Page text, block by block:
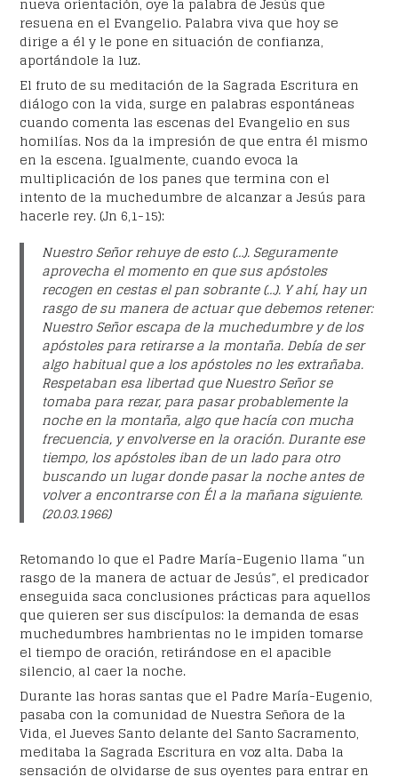
resuena en el Evangelio. Palabra viva que hoy se
dirige a él y le pone en situación de confianza,
aportándole la luz.
El fruto de su meditación de la Sagrada Escritura en
diálogo con la vida, surge en palabras espontáneas
cuando comenta las escenas del Evangelio en sus
homilías. Nos da la impresión de que entra él mismo
en la escena. Igualmente, cuando evoca la
multiplicación de los panes que termina con el
intento de la muchedumbre de alcanzar a Jesús para
hacerle rey. (Jn 6,1-15):
Nuestro Señor rehuye de esto (…). Seguramente
aprovecha el momento en que sus apóstoles
recogen en cestas el pan sobrante (…). Y ahí, hay un
rasgo de su manera de actuar que debemos retener:
Nuestro Señor escapa de la muchedumbre y de los
apóstoles para retirarse a la montaña. Debía de ser
algo habitual que a los apóstoles no les extrañaba.
Respetaban esa libertad que Nuestro Señor se
tomaba para rezar, para pasar probablemente la
noche en la montaña, algo que hacía con mucha
frecuencia, y envolverse en la oración. Durante ese
tiempo, los apóstoles iban de un lado para otro
buscando un lugar donde pasar la noche antes de
volver a encontrarse con Él a la mañana siguiente.
(20.03.1966)
Retomando lo que el Padre María-Eugenio llama “un
rasgo de la manera de actuar de Jesús”, el predicador
enseguida saca conclusiones prácticas para aquellos
que quieren ser sus discípulos: la demanda de esas
muchedumbres hambrientas no le impiden tomarse
el tiempo de oración, retirándose en el apacible
silencio, al caer la noche.
Durante las horas santas que el Padre María-Eugenio,
pasaba con la comunidad de Nuestra Señora de la
Vida, el Jueves Santo delante del Santo Sacramento,
meditaba la Sagrada Escritura en voz alta. Daba la
sensación de olvidarse de sus oyentes para entrar en